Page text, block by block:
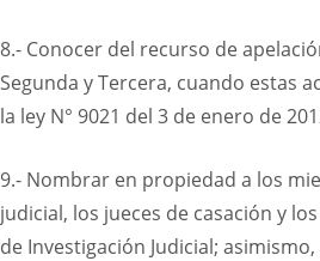
8.- Conocer del recurso de
Segunda y Tercera, cuando estas
la ley N° 9021 del 3 de enero de
9.- Nombrar en propiedad a los
judicial, los jueces de casación y
de Investigación Judicial;